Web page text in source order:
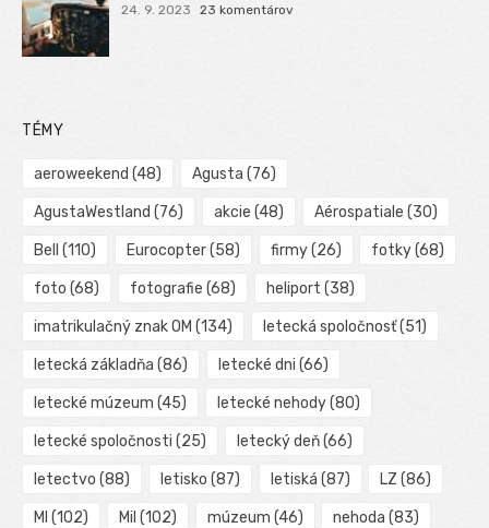
24. 9. 2023 23 komentárov
TÉMY
aeroweekend (48) Agusta (76)
AgustaWestland (76) akcie (48) Aérospatiale (30)
Bell (110) Eurocopter(58) firmy(26) fotky(68)
foto (68) fotografie (68) heliport (38)
imatrikulačný znak OM (134) letecká spoločnosť(51)
letecká základňa (86) letecké dni (66)
letecké múzeum (45) letecké nehody(80)
letecké spoločnosti (25) letecký deň(66)
letectvo (88) letisko (87) letiská (87) LZ (86)
MI (102) Mil (102) múzeum (46) nehoda (83)